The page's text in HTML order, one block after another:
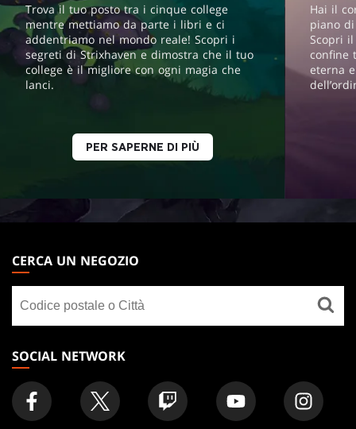
Trova il tuo posto tra i cinque college
mentre mettiamo da parte i libri e ci
addentriamo nel mondo reale! Scopri i
segreti di Strixhaven e dimostra che il tuo
college è il migliore con ogni magia che
lanci.
PER SAPERNE DI PIÙ
Hai il
piano
Scopri
confine
eterna
THE
GATHERING
FOOTER
CERCA UN NEGOZIO
un
negozio
SOCIAL NETWORK